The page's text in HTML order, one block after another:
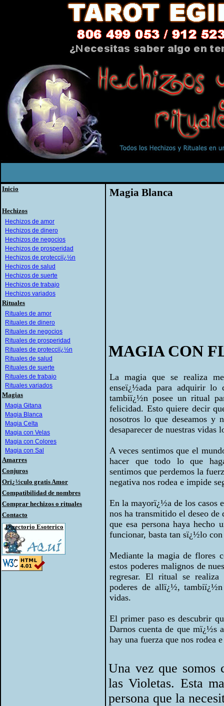
Inicio
Hechizos
Hechizos de amor
Hechizos de dinero
Hechizos de negocios
Hechizos de prosperidad
Hechizos de protecciï¿½n
Hechizos de salud
Hechizos de suerte
Hechizos de trabajo
Hechizos variados
Rituales
Rituales de amor
Rituales de dinero
Rituales de negocios
Rituales de prosperidad
Rituales de protecciï¿½n
Rituales de salud
Rituales de suerte
Rituales de trabajo
Rituales variados
Magias
Magia Gitana
Magia Blanca
Magia Celta
Magia con Velas
Magia con Colores
Magia con Sal
Amarres
Conjuros
Orï¿½culo gratis Amor
Compatibilidad de nombres
Comprar hechizos o rituales
Contacto
Directorio Esoterico
Magia Blanca
MAGIA CON
La magia que se realiza
enseï¿½ada para adquirir lo
tambiï¿½n posee un ritual
felicidad. Esto quiere decir
nosotros lo que deseamos y
desaparecer de nuestras vidas
A veces sentimos que el
hacer que todo lo que
sentimos que perdemos la
negativa nos rodea e impide
En la mayorï¿½a de los casos
nos ha transmitido el deseo de
que esa persona haya hecho
funcionar, basta tan sï¿½lo
Mediante la magia de flores
estos poderes malignos de
regresar. El ritual se
poderes de allï¿½,
vidas.
El primer paso es descubrir
Darnos cuenta de que mï¿½s
hay una fuerza que nos rodea
Una vez que somos
las Violetas. Esta
persona que la